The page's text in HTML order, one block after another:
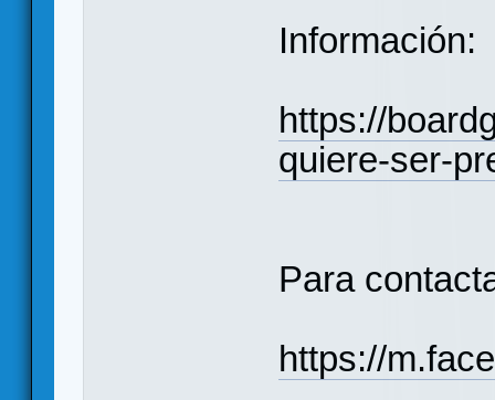
Información:
https://
quiere-ser-
Para
https://